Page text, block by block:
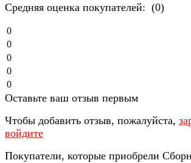
Средняя оценка покупателей: (0)
0
0
0
0
0
Оставьте ваш отзыв первым
Чтобы добавить отзыв, пожалуйста,
войдите
Покупатели, которые приобрели